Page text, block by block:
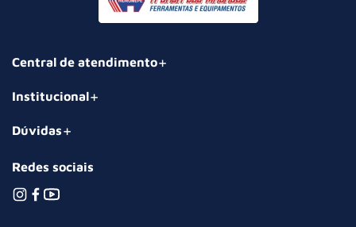
Central de atendimento
Institucional
Dúvidas
Redes sociais